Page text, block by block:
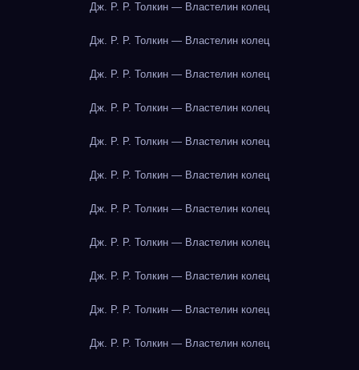
Дж. Р. Р. Толкин — Властелин колец
Дж. Р. Р. Толкин — Властелин колец
Дж. Р. Р. Толкин — Властелин колец
Дж. Р. Р. Толкин — Властелин колец
Дж. Р. Р. Толкин — Властелин колец
Дж. Р. Р. Толкин — Властелин колец
Дж. Р. Р. Толкин — Властелин колец
Дж. Р. Р. Толкин — Властелин колец
Дж. Р. Р. Толкин — Властелин колец
Дж. Р. Р. Толкин — Властелин колец
Дж. Р. Р. Толкин — Властелин колец